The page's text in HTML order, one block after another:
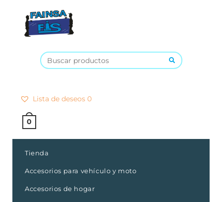
Lista de deseos 0
0
Tienda
Accesorios para vehículo y moto
Accesorios de hogar